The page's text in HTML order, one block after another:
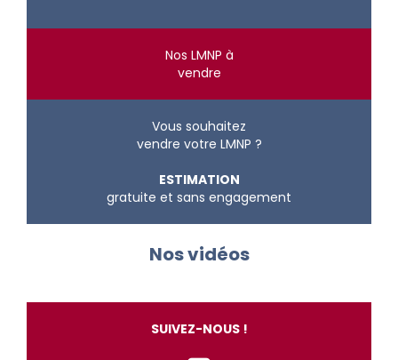
Nos LMNP à
vendre
Vous souhaitez
vendre votre LMNP ?
ESTIMATION
gratuite et sans engagement
Nos vidéos
SUIVEZ-NOUS !